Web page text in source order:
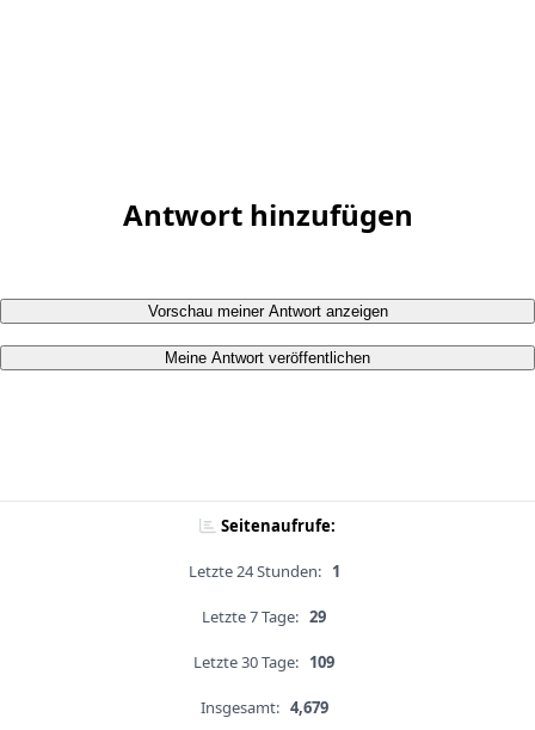
Antwort hinzufügen
Vorschau meiner Antwort anzeigen
Meine Antwort veröffentlichen
Seitenaufrufe:
Letzte 24 Stunden: 1
Letzte 7 Tage: 29
Letzte 30 Tage: 109
Insgesamt: 4,679